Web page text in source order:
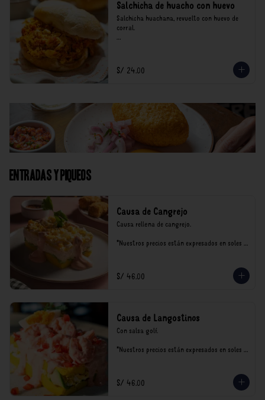
Salchicha de huacho con huevo
Salchicha huachana, revuelto con huevo de
corral.
consumo.
S/ 24.00
Entradas y Piqueos
Causa de Cangrejo
Causa rellena de cangrejo.
*Nuestros precios están expresados en soles e
S/ 46.00
Causa de Langostinos
Con salsa golf.
*Nuestros precios están expresados en soles e
S/ 46.00